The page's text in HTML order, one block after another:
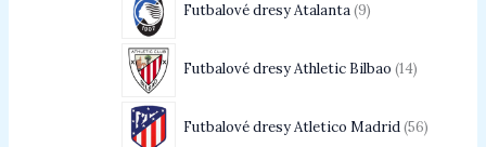
Futbalové dresy Atalanta 9
Futbalové dresy Athletic Bilbao 14
Futbalové dresy Atletico Madrid 56